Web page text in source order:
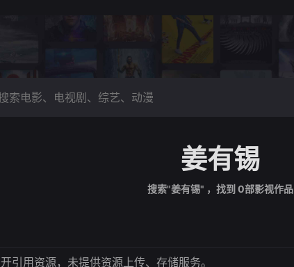
姜有锡
搜索"姜有锡" ，找到 0部影视作品
引用资源，未提供资源上传、存储服务。